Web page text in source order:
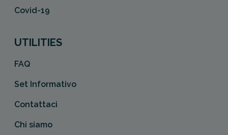
Covid-19
UTILITIES
FAQ
Set Informativo
Contattaci
Chi siamo